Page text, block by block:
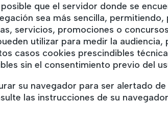
que el servidor donde se
sea más sencilla,
servicios, promociones o
utilizar para medir la
casos cookies prescindibles
sin el consentimiento previo del
su navegador para ser alertado
las instrucciones de su